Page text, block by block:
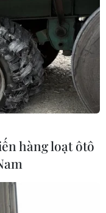
hàng loạt ôtô